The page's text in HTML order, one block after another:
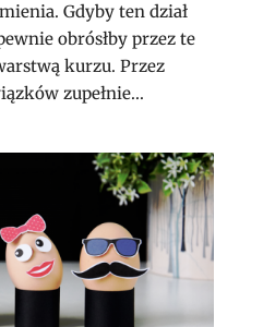
Gdyby ten dział
obrósłby przez te
kurzu. Przez
zupełnie...